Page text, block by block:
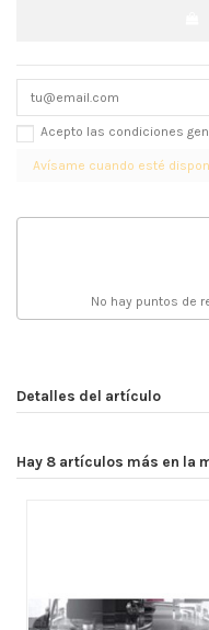
Acepto las condiciones
No hay puntos de
Detalles del artículo
Hay 8 artículos más en la